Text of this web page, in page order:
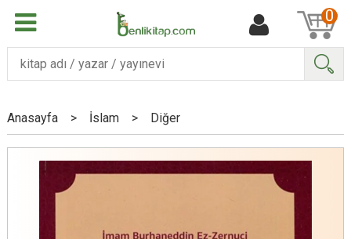
0
Anasayfa > İslam > Diğer